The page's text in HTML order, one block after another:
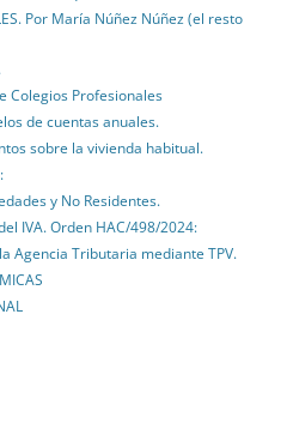
Por María Núñez Núñez (el resto
Colegios Profesionales
de cuentas anuales.
sobre la vivienda habitual.
y No Residentes.
IVA. Orden HAC/498/2024:
Agencia Tributaria mediante TPV.